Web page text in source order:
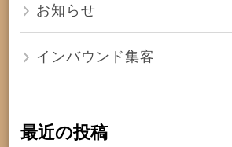
お知らせ
インバウンド集客
最近の投稿